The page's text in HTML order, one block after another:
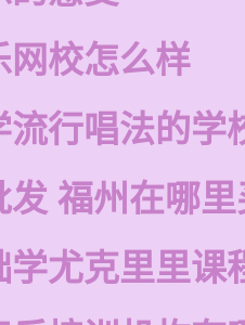
网校怎么样
流行唱法的学
发 福州在哪
学尤克里里课